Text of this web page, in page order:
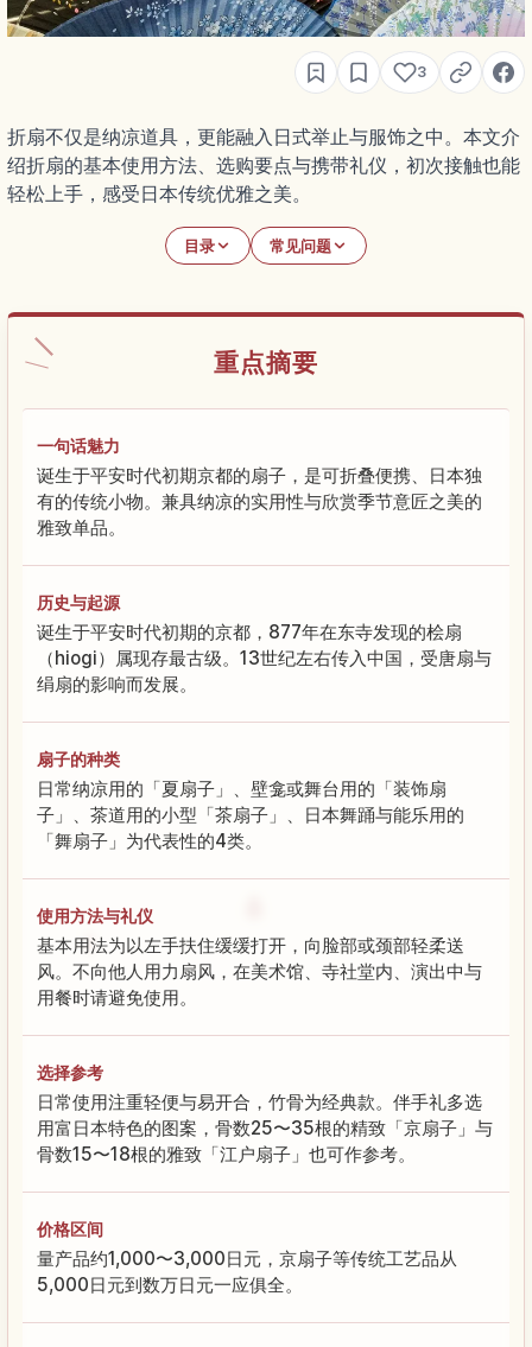
3
折扇不仅是纳凉道具，更能融入日式举止与服饰之中。本文介
绍折扇的基本使用方法、选购要点与携带礼仪，初次接触也能
轻松上手，感受日本传统优雅之美。
目录 常见问题
重点摘要
一句话魅力
诞生于平安时代初期京都的扇子，是可折叠便携、日本独
有的传统小物。兼具纳凉的实用性与欣赏季节意匠之美的
雅致单品。
历史与起源
诞生于平安时代初期的京都，877年在东寺发现的桧扇
（hiogi）属现存最古级。13世纪左右传入中国，受唐扇与
绢扇的影响而发展。
扇子的种类
日常纳凉用的「夏扇子」、壁龛或舞台用的「装饰扇
子」、茶道用的小型「茶扇子」、日本舞踊与能乐用的
「舞扇子」为代表性的4类。
使用方法与礼仪
基本用法为以左手扶住缓缓打开，向脸部或颈部轻柔送
风。不向他人用力扇风，在美术馆、寺社堂内、演出中与
用餐时请避免使用。
选择参考
日常使用注重轻便与易开合，竹骨为经典款。伴手礼多选
用富日本特色的图案，骨数25〜35根的精致「京扇子」与
骨数15〜18根的雅致「江户扇子」也可作参考。
价格区间
量产品约1,000〜3,000日元，京扇子等传统工艺品从
5,000日元到数万日元一应俱全。